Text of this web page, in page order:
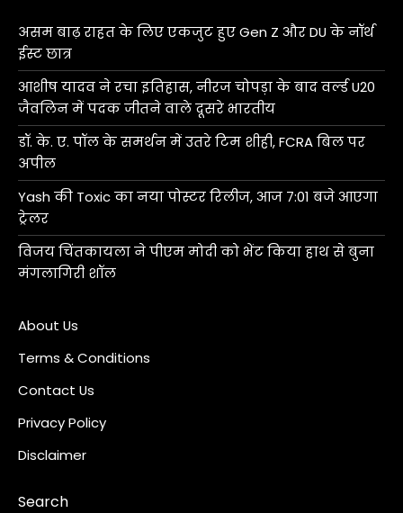
असम बाढ़ राहत के लिए एकजुट हुए Gen Z और DU के नॉर्थ
ईस्ट छात्र
आशीष यादव ने रचा इतिहास, नीरज चोपड़ा के बाद वर्ल्ड U20
जैवलिन में पदक जीतने वाले दूसरे भारतीय
डॉ. के. ए. पॉल के समर्थन में उतरे टिम शीही, FCRA बिल पर
अपील
Yash की Toxic का नया पोस्टर रिलीज, आज 7:01 बजे आएगा
ट्रेलर
विजय चिंतकायला ने पीएम मोदी को भेंट किया हाथ से बुना
मंगलागिरी शॉल
About Us
Terms & Conditions
Contact Us
Privacy Policy
Disclaimer
Search